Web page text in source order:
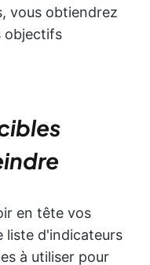
vous obtiendrez
objectifs
en tête vos
liste d'indicateurs
à utiliser pour